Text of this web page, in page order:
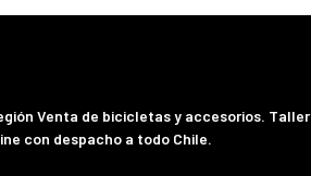
Venta de bicicletas y accesorios. Taller
con despacho a todo Chile.